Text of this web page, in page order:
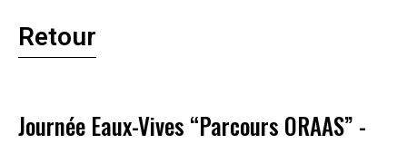
Retour
Journée Eaux-Vives “Parcours ORAAS” -